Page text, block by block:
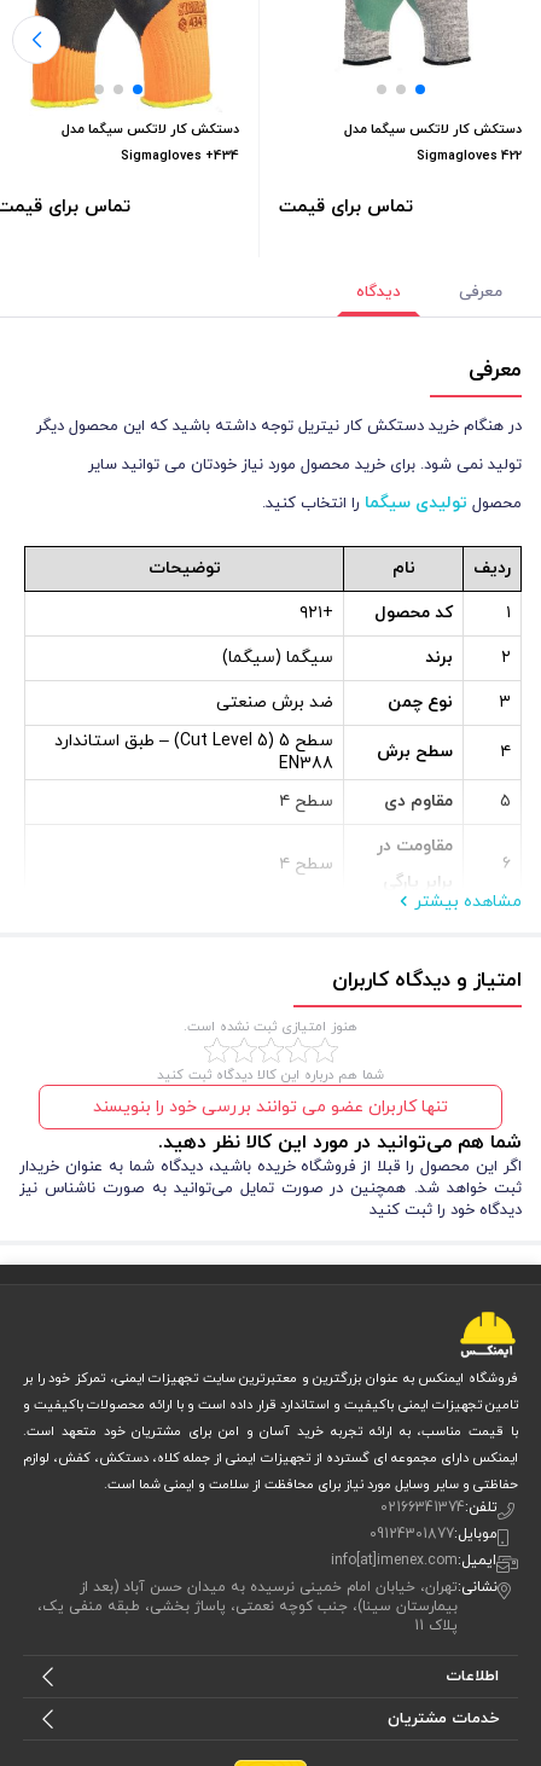
دستکش کار لاتکس سیگما مدل
Sigmagloves 422
تماس برای قیمت
دستکش کار لاتکس سیگما مدل
Sigmagloves +434
تماس برای
معرفی دیدگاه
معرفی
در هنگام خرید دستکش کار نیتریل توجه داشته باشید که این محصول دیگر
تولید نمی شود. برای خرید محصول مورد نیاز خودتان می توانید سایر
محصول تولیدی سیگما را انتخاب کنید.
ردیف نام
توضیحات
۱
کد محصول
+۹۲۱
۲
برند
سیگما (سیگما)
۳
نوع چمن ضد برش صنعتی
۴ سطح برش
سطح 5 (Cut Level 5) – طبق استاندارد
EN388
۵
مقاوم دی سطح ۴
۶
مقاومت در
برابر پارگی
سطح ۴
برابر سوراخ
استاندارد
EN388
جنس بافت
HPPE (الیاف پُرقدرت پلی‌اتیلن)
۱۰
بافت گیج ۱۰
۱۱ نوع پوشش
لاتکس طبیعی چروک – کف دست و نیمه
انگشتان پوشش دارد
۱۴
رنگی
است)
۱۶
تمام مصرف
خودرو، ریلی، شیشه، فلزکاری، صنایع
سنگین، هوافضا
۱۷
خاص
مقاومت 8 برابر بیشتر از فولاد، ضد لغزش،
طراحی ارگونومیک
مشاهده بیشتر
امتیاز و دیدگاه کاربران
هنوز امتیازی ثبت نشده است.
شما هم درباره این کالا دیدگاه ثبت کنید
تنها کاربران عضو می توانند بررسی خود را بنویسند
شما هم می‌توانید در مورد این کالا نظر دهید.
اگر این محصول را قبلا از فروشگاه خریده باشید، دیدگاه شما به عنوان خریدار
ثبت خواهد شد. همچنین در صورت تمایل می‌توانید به صورت ناشناس نیز
دیدگاه خود را ثبت کنید
فروشگاه ایمنکس به عنوان بزرگترین و معتبرترین سایت تجهیزات ایمنی، تمرکز خود را بر
تامین تجهیزات ایمنی باکیفیت و استاندارد قرار داده است و با ارائه محصولات باکیفیت و
با قیمت مناسب، به ارائه تجربه خرید آسان و امن برای مشتریان خود متعهد است.
ایمنکس دارای مجموعه ای گسترده از تجهیزات ایمنی از جمله کلاه، دستکش، کفش، لوازم
حفاظتی و سایر وسایل مورد نیاز برای محافظت از سلامت و ایمنی شما است.
تلفن:02166341374
موبایل:09124301877
ایمیل:info[at]imenex.com
نشانی:تهران، خیابان امام خمینی نرسیده به میدان حسن آباد (بعد از
بیمارستان سینا)، جنب کوچه نعمتی، پاساژ بخشی، طبقه منفی یک،
پلاک 11
اطلاعات
خدمات مشتریان